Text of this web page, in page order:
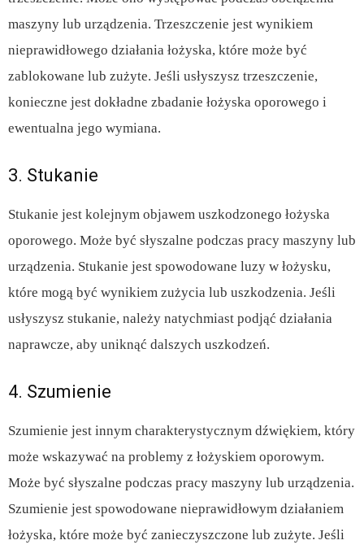
maszyny lub urządzenia. Trzeszczenie jest wynikiem
nieprawidłowego działania łożyska, które może być
zablokowane lub zużyte. Jeśli usłyszysz trzeszczenie,
konieczne jest dokładne zbadanie łożyska oporowego i
ewentualna jego wymiana.
3. Stukanie
Stukanie jest kolejnym objawem uszkodzonego łożyska
oporowego. Może być słyszalne podczas pracy maszyny lub
urządzenia. Stukanie jest spowodowane luzy w łożysku,
które mogą być wynikiem zużycia lub uszkodzenia. Jeśli
usłyszysz stukanie, należy natychmiast podjąć działania
naprawcze, aby uniknąć dalszych uszkodzeń.
4. Szumienie
Szumienie jest innym charakterystycznym dźwiękiem, który
może wskazywać na problemy z łożyskiem oporowym.
Może być słyszalne podczas pracy maszyny lub urządzenia.
Szumienie jest spowodowane nieprawidłowym działaniem
łożyska, które może być zanieczyszczone lub zużyte. Jeśli